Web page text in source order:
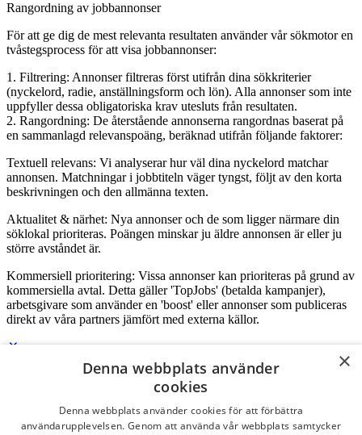
Rangordning av jobbannonser
För att ge dig de mest relevanta resultaten använder vår sökmotor en
tvåstegsprocess för att visa jobbannonser:
1. Filtrering: Annonser filtreras först utifrån dina sökkriterier
(nyckelord, radie, anställningsform och lön). Alla annonser som inte
uppfyller dessa obligatoriska krav utesluts från resultaten.
2. Rangordning: De återstående annonserna rangordnas baserat på
en sammanlagd relevanspoäng, beräknad utifrån följande faktorer:
Textuell relevans: Vi analyserar hur väl dina nyckelord matchar
annonsen. Matchningar i jobbtiteln väger tyngst, följt av den korta
beskrivningen och den allmänna texten.
Aktualitet & närhet: Nya annonser och de som ligger närmare din
söklokal prioriteras. Poängen minskar ju äldre annonsen är eller ju
större avståndet är.
Kommersiell prioritering: Vissa annonser kan prioriteras på grund av
kommersiella avtal. Detta gäller 'TopJobs' (betalda kampanjer),
arbetsgivare som använder en 'boost' eller annonser som publiceras
direkt av våra partners jämfört med externa källor.
×
Denna webbplats använder
cookies
Denna webbplats använder cookies för att förbättra
användarupplevelsen. Genom att använda vår webbplats samtycker